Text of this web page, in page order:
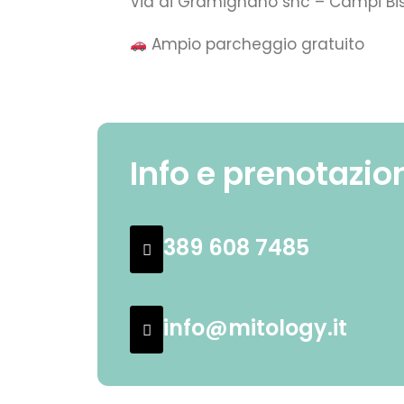
Ampio parcheggio gratuito
Info e
389 608 7485
info@mitology.it